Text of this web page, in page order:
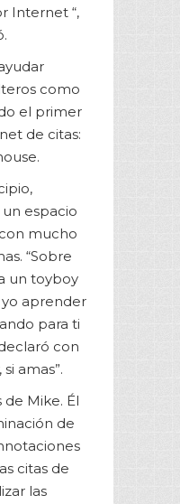
Internet “,
como
el primer
de citas:
espacio
mucho
“Sobre
un toyboy
aprender
para ti
con
amas”.
Mike. Él
de
citas de
las